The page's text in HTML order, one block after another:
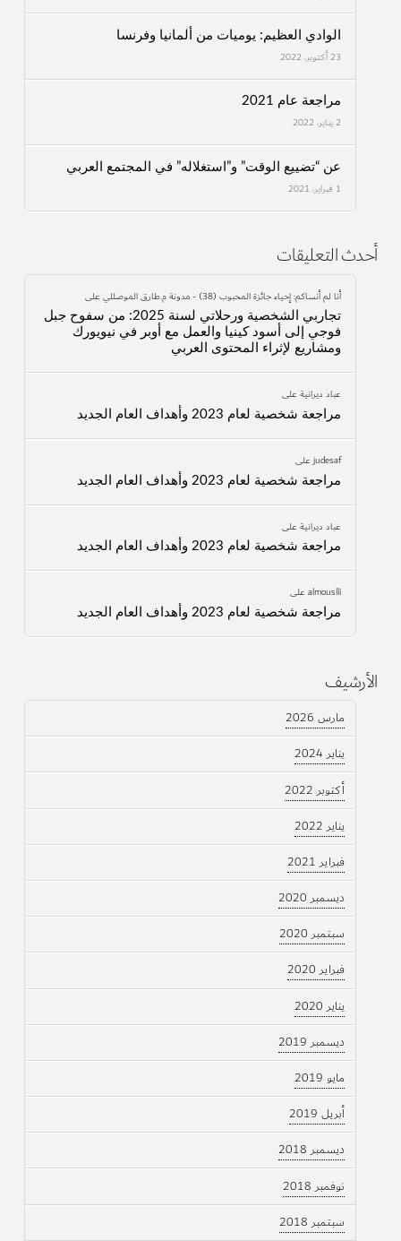
الوادي العظيم: يوميات من ألمانيا وفرنسا
23 أكتوبر، 2022
مراجعة عام 2021
2 يناير، 2022
عن “تضييع الوقت” و”استغلاله” في المجتمع العربي
1 فبراير، 2021
أحدث التعليقات
أنا لم أنساكم: إحياء جائزة المحبوب (38) - مدونة م.طارق الموصللي على
تجاربي الشخصية ورحلاتي لسنة 2025: من سفوح جبل
فوجي إلى أسود كينيا والعمل مع أوبر في نيويورك
ومشاريع لإثراء المحتوى العربي
عباد ديرانيةعلى
مراجعة شخصية لعام 2023 وأهداف العام الجديد
judesafعلى
مراجعة شخصية لعام 2023 وأهداف العام الجديد
عباد ديرانيةعلى
مراجعة شخصية لعام 2023 وأهداف العام الجديد
almouslliعلى
مراجعة شخصية لعام 2023 وأهداف العام الجديد
الأرشيف
مارس 2026
يناير 2024
أكتوبر 2022
يناير 2022
فبراير 2021
ديسمبر 2020
سبتمبر 2020
فبراير 2020
يناير 2020
ديسمبر 2019
مايو 2019
أبريل 2019
ديسمبر 2018
نوفمبر 2018
سبتمبر 2018